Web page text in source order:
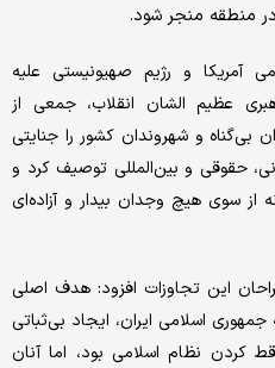
منطقه منجر شود.
آمریکا و رژیم صهیونیستی علیه
عظیم الشان انقلاب، جمعی از
بی‌گناه و شهروندان کشور را جنایتی
حقوقی و بین‌المللی توصیف کرد و
از سوی هیچ وجدان بیدار و آزاده‌ای
این تجاوزات افزود: هدف اصلی
اسلامی ایران، ایجاد بی‌ثباتی
نظام اسلامی بود، اما آنان